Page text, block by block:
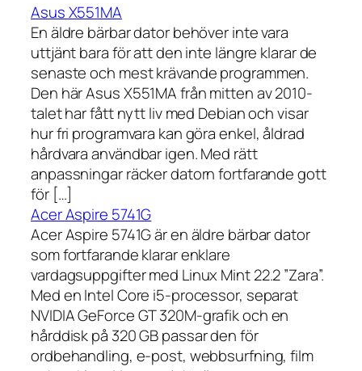
Asus X551MA
En äldre bärbar dator behöver inte vara
uttjänt bara för att den inte längre klarar de
senaste och mest krävande programmen.
Den här Asus X551MA från mitten av 2010-
talet har fått nytt liv med Debian och visar
hur fri programvara kan göra enkel, åldrad
hårdvara användbar igen. Med rätt
anpassningar räcker datorn fortfarande gott
för […]
Acer Aspire 5741G
Acer Aspire 5741G är en äldre bärbar dator
som fortfarande klarar enklare
vardagsuppgifter med Linux Mint 22.2 ”Zara”.
Med en Intel Core i5-processor, separat
NVIDIA GeForce GT 320M-grafik och en
hårddisk på 320 GB passar den för
ordbehandling, e-post, webbsurfning, film